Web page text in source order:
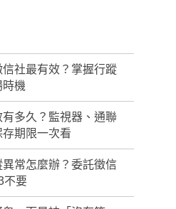
社最有效？掌握行蹤
時機
多久？監視器、通聯
期限一次看
常怎麼辦？委託徵信
不要